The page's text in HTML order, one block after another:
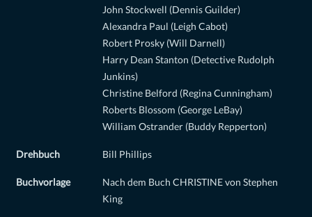
John Stockwell (Dennis Guilder)
Alexandra Paul (Leigh Cabot)
Robert Prosky (Will Darnell)
Harry Dean Stanton (Detective Rudolph
Junkins)
Christine Belford (Regina Cunningham)
Roberts Blossom (George LeBay)
William Ostrander (Buddy Repperton)
Drehbuch Bill Phillips
Buchvorlage
Nach dem Buch CHRISTINE von Stephen
King